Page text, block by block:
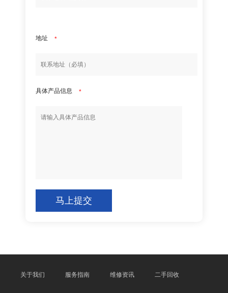
地址 *
具体产品信息 *
马上提交
关于我们 服务指南 维修资讯 二手回收